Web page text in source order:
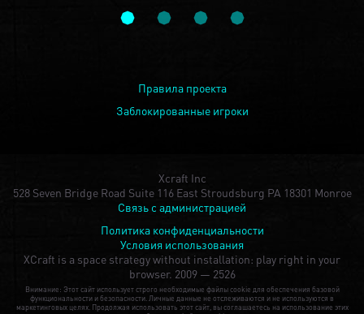
Правила проекта
Заблокированные игроки
Xcraft Inc
528 Seven Bridge Road Suite 116 East Stroudsburg PA 18301 Monroe
Связь с администрацией
Политика конфиденциальности
Условия использования
XCraft is a space strategy without installation: play right in your
browser. 2009 — 2526
Внимание: Этот сайт использует строго необходимые файлы cookie для обеспечения базовой
функциональности и безопасности. Личные данные не отслеживаются и не используются в
маркетинговых целях. Продолжая использовать этот сайт, вы соглашаетесь на использование этих